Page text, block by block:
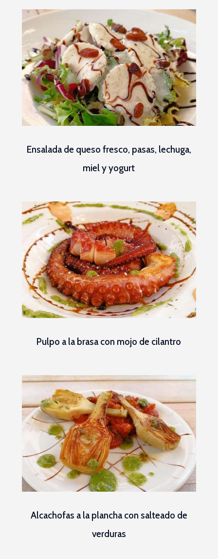
Ensalada de queso fresco, pasas, lechuga,
miel y yogurt
Pulpo a la brasa con mojo de cilantro
Alcachofas a la plancha con salteado de
verduras